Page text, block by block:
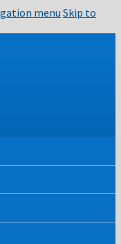
menu Skip to